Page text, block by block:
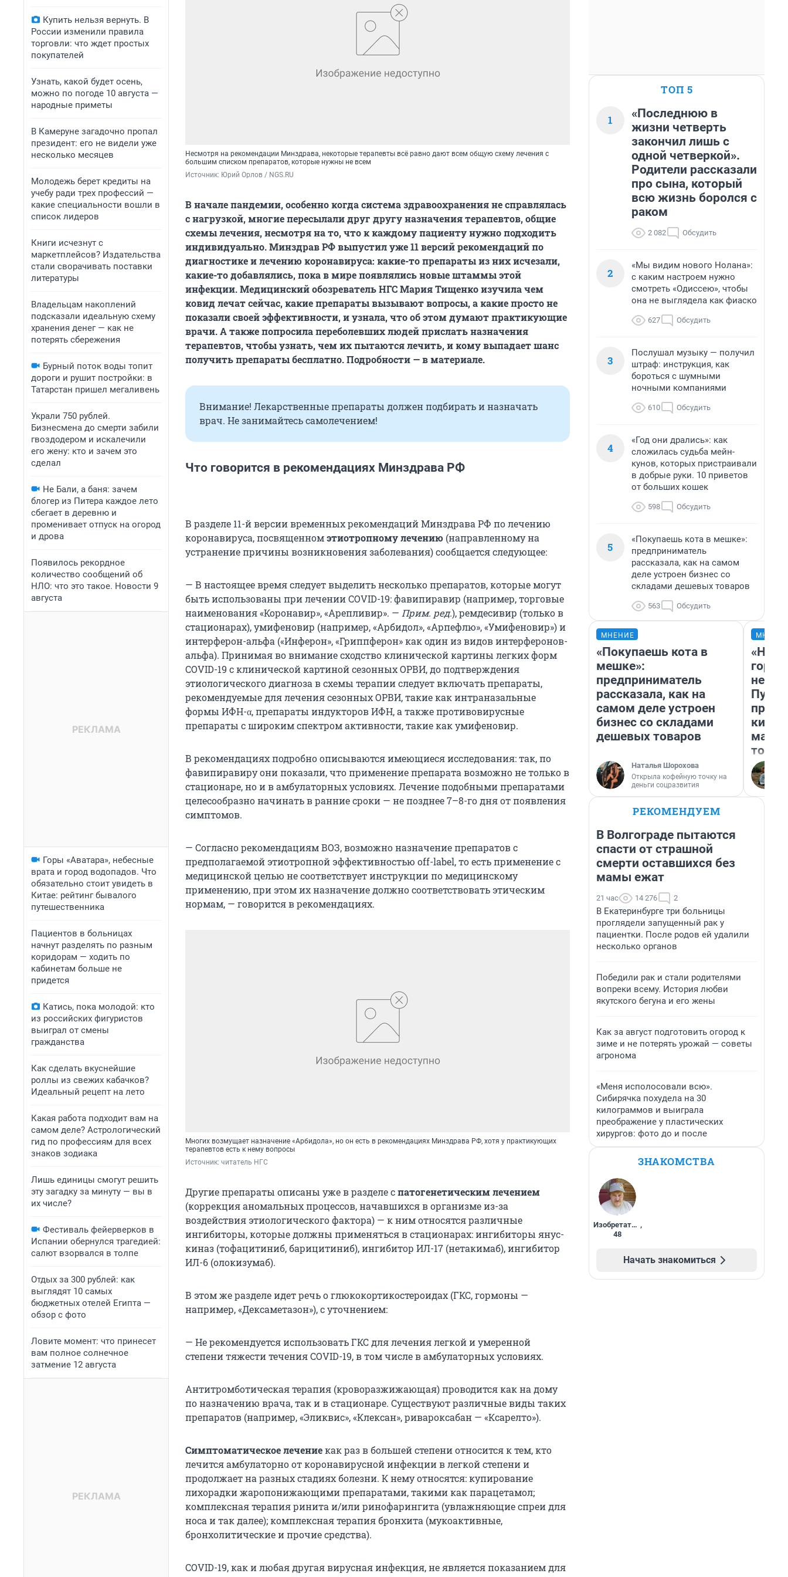
Купить нельзя вернуть. В
России изменили правила
торговли: что ждет простых
покупателей
Узнать, какой будет осень,
можно по погоде 10 августа —
народные приметы
В Камеруне загадочно пропал
президент: его не видели уже
несколько месяцев
Молодежь берет кредиты на
учебу ради трех профессий —
какие специальности вошли в
список лидеров
Книги исчезнут с
маркетплейсов? Издательства
стали сворачивать поставки
литературы
Владельцам накоплений
подсказали идеальную схему
хранения денег — как не
потерять сбережения
Бурный поток воды топит
дороги и рушит постройки: в
Татарстан пришел мегаливень
Украли 750 рублей.
Бизнесмена до смерти забили
гвоздодером и искалечили
его жену: кто и зачем это
сделал
Не Бали, а баня: зачем
блогер из Питера каждое лето
сбегает в деревню и
променивает отпуск на огород
и дрова
Появилось рекордное
количество сообщений об
НЛО: что это такое. Новости 9
августа
Горы «Аватара», небесные
врата и город водопадов. Что
обязательно стоит увидеть в
Китае: рейтинг бывалого
путешественника
Пациентов в больницах
начнут разделять по разным
коридорам — ходить по
кабинетам больше не
придется
Катись, пока молодой: кто
из российских фигуристов
выиграл от смены
гражданства
Как сделать вкуснейшие
роллы из свежих кабачков?
Идеальный рецепт на лето
Какая работа подходит вам на
самом деле? Астрологический
гид по профессиям для всех
знаков зодиака
Лишь единицы смогут решить
эту загадку за минуту — вы в
их числе?
Фестиваль фейерверков в
Испании обернулся трагедией:
салют взорвался в толпе
Отдых за 300 рублей: как
выглядят 10 самых
бюджетных отелей Египта —
обзор с фото
Ловите момент: что принесет
вам полное солнечное
затмение 12 августа
Несмотря на рекомендации Минздрава, некоторые терапевты всё равно дают всем общую схему лечения с
большим списком препаратов, которые нужны не всем
Источник: Юрий Орлов / NGS.RU
В начале пандемии, особенно когда система здравоохранения не справлялась
с нагрузкой, многие пересылали друг другу назначения терапевтов, общие
схемы лечения, несмотря на то, что к каждому пациентунужно подходить
индивидуально. Минздрав РФ выпустил уже 11 версий рекомендаций по
диагностике и лечению коронавируса: какие-то препараты из них исчезали,
какие-то добавлялись, пока в мире появлялись новые штаммы этой
инфекции. Медицинский обозреватель НГС Мария Тищенко изучила чем
ковид лечат сейчас, какие препараты вызывают вопросы, а какие просто не
показали своей эффективности, и узнала, что об этом думают практикующие
врачи. А также попросила переболевших людей прислать назначения
терапевтов, чтобы узнать, чем их пытаются лечить, и кому выпадает шанс
получить препараты бесплатно. Подробности — в материале.
Внимание! Лекарственные препараты должен подбирать и назначать
врач. Не занимайтесь самолечением!
Что говорится в рекомендациях Минздрава РФ
В разделе 11-й версии временных рекомендаций Минздрава РФ по лечению
коронавируса, посвященномэтиотропному лечению (направленному на
устранение причины возникновения заболевания) сообщается следующее:
— В настоящее время следует выделить несколько препаратов, которые могут
быть использованы при лечении COVID-19: фавипиравир (например, торговые
наименования «Коронавир», «Арепливир». — Прим. ред.), ремдесивир (только в
стационарах), умифеновир (например, «Арбидол», «Арпефлю», «Умифеновир») и
интерферон-альфа («Инферон», «Гриппферон» как один из видов интерферонов-
альфа). Принимая во внимание сходство клинической картины легких форм
COVID-19 с клинической картиной сезонных ОРВИ, до подтверждения
этиологического диагноза в схемы терапии следует включать препараты,
рекомендуемые для лечения сезонных ОРВИ, такие как интраназальные
формы ИФН-α, препараты индукторов ИФН, а также противовирусные
препараты с широким спектром активности, такие как умифеновир.
В рекомендациях подробно описываются имеющиеся исследования: так, по
фавипиравиру они показали, что применение препарата возможно не только в
стационаре, но и в амбулаторных условиях. Лечение подобными препаратами
целесообразно начинать в ранние сроки — не позднее 7–8-го дня от появления
симптомов.
— Согласно рекомендациям ВОЗ, возможно назначение препаратов с
предполагаемой этиотропной эффективностью off-label, то есть применение с
медицинской целью не соответствует инструкции по медицинскому
применению, при этом их назначение должно соответствовать этическим
нормам, — говорится в рекомендациях.
Многих возмущает назначение «Арбидола», но он есть в рекомендациях Минздрава РФ, хотя у практикующих
терапевтов есть к нему вопросы
Источник: читатель НГС
Другие препараты описаны уже в разделе спатогенетическим лечением
(коррекция аномальных процессов, начавшихся в организме из-за
воздействия этиологического фактора) — к ним относятся различные
ингибиторы, которые должны применяться в стационарах: ингибиторы янус-
киназ (тофацитиниб, барицитиниб), ингибитор ИЛ-17 (нетакимаб), ингибитор
ИЛ-6 (олокизумаб).
В этом же разделе идет речь о глюкокортикостероидах (ГКС, гормоны —
например, «Дексаметазон»), с уточнением:
— Не рекомендуется использовать ГКС для лечения легкой и умеренной
степени тяжести течения COVID-19, в том числе в амбулаторных условиях.
Антитромботическая терапия (кроворазжижающая) проводится как на дому
по назначению врача, так и в стационаре. Существуют различные виды таких
препаратов (например, «Эликвис», «Клексан», ривароксабан — «Ксарелто»).
Симптоматическое лечениекак раз в большей степени относится к тем, кто
лечится амбулаторно от коронавирусной инфекции в легкой степени и
продолжает на разных стадиях болезни. К нему относятся: купирование
лихорадки жаропонижающими препаратами, такими как парацетамол;
комплексная терапия ринита и/или ринофарингита (увлажняющие спреи для
носа и так далее); комплексная терапия бронхита (мукоактивные,
бронхолитические и прочие средства).
COVID-19, как и любая другая вирусная инфекция, не является показанием для
ТОП 5
1
«Последнюю в
жизни четверть
закончил лишь с
одной четверкой».
Родители рассказали
про сына, который
всю жизнь боролся с
раком
2 082 Обсудить
2
«Мы видим нового Нолана»:
с каким настроем нужно
смотреть «Одиссею», чтобы
она не выглядела как фиаско
627 Обсудить
3
Послушал музыку — получил
штраф: инструкция, как
бороться с шумными
ночными компаниями
610 Обсудить
4
«Год они дрались»: как
сложилась судьба мейн-
кунов, которых пристраивали
в добрые руки. 10 приветов
от больших кошек
598 Обсудить
5
«Покупаешь кота в мешке»:
предприниматель
рассказала, как на самом
деле устроен бизнес со
складами дешевых товаров
563 Обсудить
МНЕНИЕ
«Покупаешь кота в
мешке»:
предприниматель
рассказала, как на
самом деле устроен
бизнес со складами
дешевых товаров
Наталья Шорохова
Открыла кофейную точку на
деньги соцразвития
«Нет
того
РЕКОМЕНДУЕМ
В Волгограде пытаются
спасти от страшной
смерти оставшихся без
мамы ежат
21 час 14 276 2
В Екатеринбурге три больницы
проглядели запущенный рак у
пациентки. После родов ей удалили
несколько органов
Победили рак и стали родителями
вопреки всему. История любви
якутского бегуна и его жены
Как за август подготовить огород к
зиме и не потерять урожай — советы
агронома
«Меня исполосовали всю».
Сибирячка похудела на 30
килограммов и выиграла
преображение у пластических
хирургов: фото до и после
ЗНАКОМСТВА
Изобретатель ,
48
Начать знакомиться